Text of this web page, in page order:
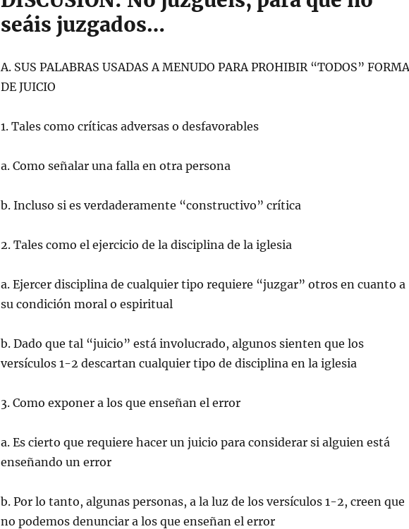
seáis juzgados…
A. SUS PALABRAS USADAS A MENUDO PARA PROHIBIR “TODOS” FORMA
DE JUICIO
1. Tales como críticas adversas o desfavorables
a. Como señalar una falla en otra persona
b. Incluso si es verdaderamente “constructivo” crítica
2. Tales como el ejercicio de la disciplina de la iglesia
a. Ejercer disciplina de cualquier tipo requiere “juzgar” otros en cuanto a
su condición moral o espiritual
b. Dado que tal “juicio” está involucrado, algunos sienten que los
versículos 1-2 descartan cualquier tipo de disciplina en la iglesia
3. Como exponer a los que enseñan el error
a. Es cierto que requiere hacer un juicio para considerar si alguien está
enseñando un error
b. Por lo tanto, algunas personas, a la luz de los versículos 1-2, creen que
no podemos denunciar a los que enseñan el error